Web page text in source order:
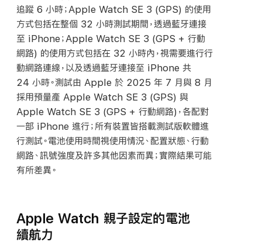
追蹤 6 小時；Apple Watch SE 3 (GPS) 的使用
方式包括在整個 32 小時測試期間，透過藍牙連接
至 iPhone；Apple Watch SE 3 (GPS + 行動
網路) 的使用方式包括在 32 小時內，視需要進行行
動網路連線，以及透過藍牙連接至 iPhone 共
24 小時。測試由 Apple 於 2025 年 7 月與 8 月
採用預量產 Apple Watch SE 3 (GPS) 與
Apple Watch SE 3 (GPS + 行動網路)，各配對
一部 iPhone 進行；所有裝置皆搭載測試版軟體進
行測試。電池使用時間視使用情況、配置狀態、行動
網路、訊號強度及許多其他因素而異；實際結果可能
有所差異。
Apple Watch 親子設定的電池
續航力